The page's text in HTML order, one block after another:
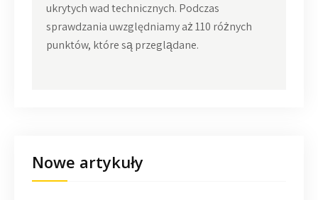
ukrytych wad technicznych. Podczas
sprawdzania uwzględniamy aż 110 różnych
punktów, które są przeglądane.
Nowe artykuły